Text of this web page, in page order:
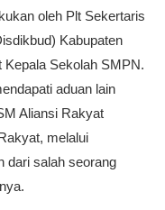
oleh Plt Sekertaris
Kabupaten
Kepala Sekolah SMPN.
aduan lain
Aliansi Rakyat
melalui
dari salah seorang